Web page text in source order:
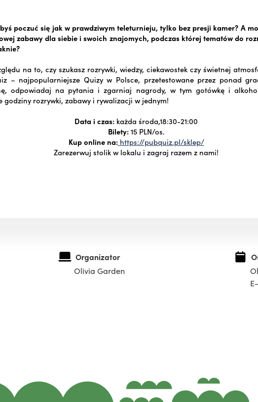
poczuć się jak w prawdziwym teleturnieju, tylko bez presji kamer? A
zabawy dla siebie i swoich znajomych, podczas której tematów do
na to, czy szukasz rozrywki, wiedzy, ciekawostek czy świetnej
– najpopularniejsze Quizy w Polsce, przetestowane przez ponad
odpowiadaj na pytania i zgarniaj nagrody, w tym gotówkę i
godziny rozrywki, zabawy i rywalizacji w jednym!
Data i czas: każda środa,18:30-21:00
Bilety:15 PLN/os.
Kup online na:https://pubquiz.pl/sklep/
Zarezerwuj stolik w lokalu i zagraj razem z nami!
Organizator
Olivia Garden